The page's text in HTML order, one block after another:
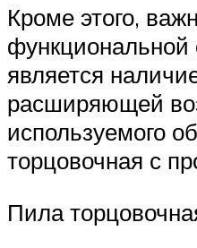
Кроме этого,
функциональной
является
расширяющей
используемого
торцовочная с
Пила